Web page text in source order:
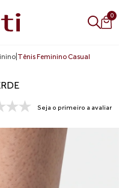
0
Tênis Feminino Casual
Seja o primeiro a avaliar